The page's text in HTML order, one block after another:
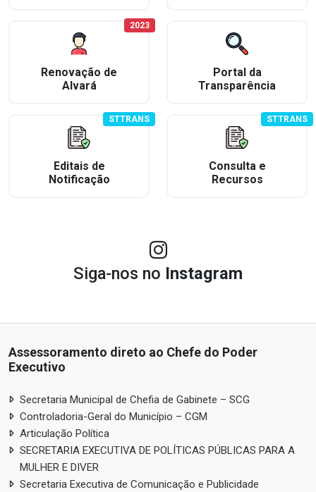
Renovação de
Alvará
2023
Portal da
Transparência
Editais de
Notificação
STTRANS
Consulta e
Recursos
STTRANS
Siga-nos no Instagram
Assessoramento direto ao Chefe do Poder
Executivo
Secretaria Municipal de Chefia de Gabinete – SCG
Controladoria-Geral do Município – CGM
Articulação Política
SECRETARIA EXECUTIVA DE POLÍTICAS PÚBLICAS PARA A
MULHER E DIVER
Secretaria Executiva de Comunicação e Publicidade